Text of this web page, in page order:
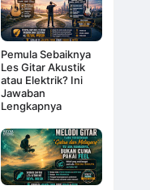
Pemula Sebaiknya
Les Gitar Akustik
atau Elektrik? Ini
Jawaban
Lengkapnya